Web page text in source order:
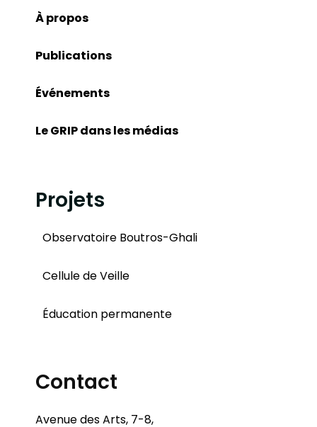
À propos
Publications
Événements
Le GRIP dans les médias
Projets
Observatoire Boutros-Ghali
Cellule de Veille
Éducation permanente
Contact
Avenue des Arts, 7-8,